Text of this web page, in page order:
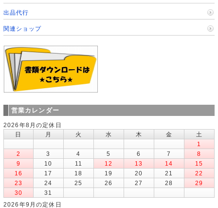
出品代行
関連ショップ
営業カレンダー
2026年8月の定休日
日
月 火 水 木 金
土
1
2
3 4 5 6 7
8
9
10 11 12 13 14
15
16
17 18 19 20 21
22
23
24 25 26 27 28
29
30
31
2026年9月の定休日